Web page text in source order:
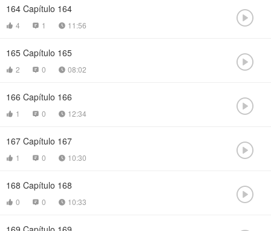
164 Capítulo 164
 4  1  11:56 
165 Capítulo 165
 2  0  08:02 
166 Capítulo 166
 1  0  12:34 
167 Capítulo 167
 1  0  10:30 
168 Capítulo 168
 0  0  10:33 